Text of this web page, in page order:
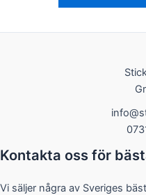
Kontakta oss för
Vi säljer några av Sveriges